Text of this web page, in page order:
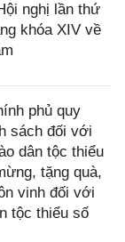
nghị lần thứ
khóa XIV về
phủ quy
sách đối với
dân tộc thiểu
tặng quà,
vinh đối với
tộc thiểu số